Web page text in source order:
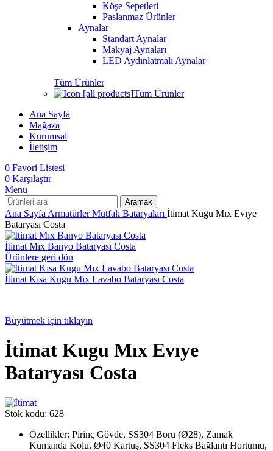
Köşe Sepetleri
Paslanmaz Ürünler
Aynalar
Standart Aynalar
Makyaj Aynaları
LED Aydınlatmalı Aynalar
Tüm Ürünler
Tüm Ürünler
Ana Sayfa
Mağaza
Kurumsal
İletişim
0 Favori Listesi
0 Karşılaştır
Menü
Aramak
Ana Sayfa ArmatürlerMutfak Bataryaları İtimat Kugu Mıx Evıye
Bataryası Costa
İtimat Mıx Banyo Bataryası Costa
Ürünlere geri dön
İtimat Kısa Kugu Mıx Lavabo Bataryası Costa
Büyütmek için tıklayın
İtimat Kugu Mıx Evıye
Bataryası Costa
Stok kodu: 628
Özellikler: Pirinç Gövde, SS304 Boru (Ø28), Zamak
Kumanda Kolu, Ø40 Kartuş, SS304 Fleks Bağlantı Hortumu,